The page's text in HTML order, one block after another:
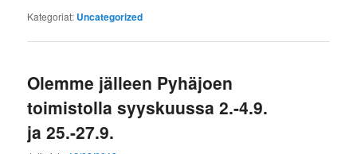
Kategoriat: Uncategorized
Olemme jälleen Pyhäjoen
toimistolla syyskuussa 2.-4.9.
ja 25.-27.9.